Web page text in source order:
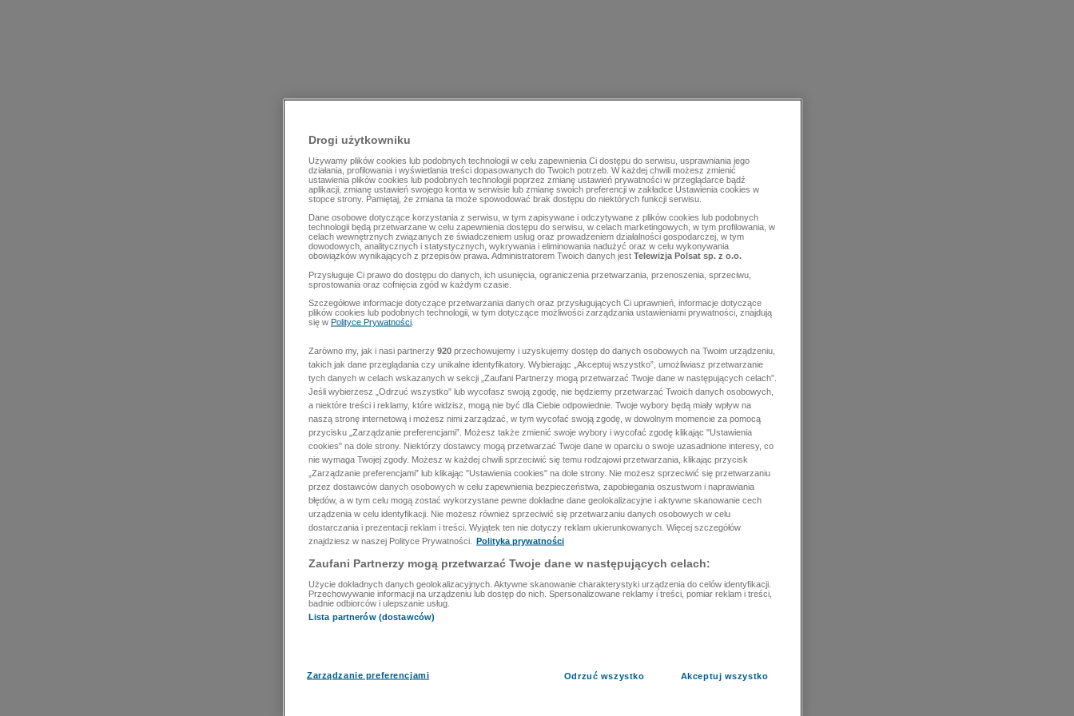
Drogi użytkowniku
Używamy plików cookies lub podobnych technologii w celu zapewnienia Ci dostępu do serwisu, usprawniania jego
działania, profilowania i wyświetlania treści dopasowanych do Twoich potrzeb. W każdej chwili możesz zmienić
ustawienia plików cookies lub podobnych technologii poprzez zmianę ustawień prywatności w przeglądarce bądź
aplikacji, zmianę ustawień swojego konta w serwisie lub zmianę swoich preferencji w zakładce Ustawienia cookies w
stopce strony. Pamiętaj, że zmiana ta może spowodować brak dostępu do niektórych funkcji serwisu.
Dane osobowe dotyczące korzystania z serwisu, w tym zapisywane i odczytywane z plików cookies lub podobnych
technologii będą przetwarzane w celu zapewnienia dostępu do serwisu, w celach marketingowych, w tym profilowania, w
celach wewnętrznych związanych ze świadczeniem usług oraz prowadzeniem działalności gospodarczej, w tym
dowodowych, analitycznych i statystycznych, wykrywania i eliminowania nadużyć oraz w celu wykonywania
obowiązków wynikających z przepisów prawa. Administratorem Twoich danych jest Telewizja Polsat sp. z o.o.
Przysługuje Ci prawo do dostępu do danych, ich usunięcia, ograniczenia przetwarzania, przenoszenia, sprzeciwu,
sprostowania oraz cofnięcia zgód w każdym czasie.
Szczegółowe informacje dotyczące przetwarzania danych oraz przysługujących Ci uprawnień, informacje dotyczące
plików cookies lub podobnych technologii, w tym dotyczące możliwości zarządzania ustawieniami prywatności, znajdują
się w Polityce Prywatności
Zarówno my, jak i nasi partnerzy 920 przechowujemy i uzyskujemy dostęp do danych osobowych na Twoim urządzeniu,
takich jak dane przeglądania czy unikalne identyfikatory. Wybierając „Akceptuj wszystko”, umożliwiasz przetwarzanie
tych danych w celach wskazanych w sekcji „Zaufani Partnerzy mogą przetwarzać Twoje dane w następujących celach”.
Jeśli wybierzesz „Odrzuć wszystko” lub wycofasz swoją zgodę, nie będziemy przetwarzać Twoich danych osobowych,
a niektóre treści i reklamy, które widzisz, mogą nie być dla Ciebie odpowiednie. Twoje wybory będą miały wpływ na
naszą stronę internetową i możesz nimi zarządzać, w tym wycofać swoją zgodę, w dowolnym momencie za pomocą
przycisku „Zarządzanie preferencjami”. Możesz także zmienić swoje wybory i wycofać zgodę klikając "Ustawienia
cookies" na dole strony. Niektórzy dostawcy mogą przetwarzać Twoje dane w oparciu o swoje uzasadnione interesy, co
nie wymaga Twojej zgody. Możesz w każdej chwili sprzeciwić się temu rodzajowi przetwarzania, klikając przycisk
„Zarządzanie preferencjami” lub klikając "Ustawienia cookies" na dole strony. Nie możesz sprzeciwić się przetwarzaniu
przez dostawców danych osobowych w celu zapewnienia bezpieczeństwa, zapobiegania oszustwom i naprawiania
błędów, a w tym celu mogą zostać wykorzystane pewne dokładne dane geolokalizacyjne i aktywne skanowanie cech
urządzenia w celu identyfikacji. Nie możesz również sprzeciwić się przetwarzaniu danych osobowych w celu
dostarczania i prezentacji reklam i treści. Wyjątek ten nie dotyczy reklam ukierunkowanych. Więcej szczegółów
znajdziesz w naszej Polityce Prywatności.
Polityka prywatności
Zaufani Partnerzy mogą przetwarzać Twoje dane w następujących celach:
Użycie dokładnych danych geolokalizacyjnych. Aktywne skanowanie charakterystyki urządzenia do celów identyfikacji.
Przechowywanie informacji na urządzeniu lub dostęp do nich. Spersonalizowane reklamy i treści, pomiar reklam i treści,
badnie odbiorców i ulepszanie usług.
Lista partnerów (dostawców)
Zarządzanie preferencjami Odrzuć wszystko Akceptuj wszystko